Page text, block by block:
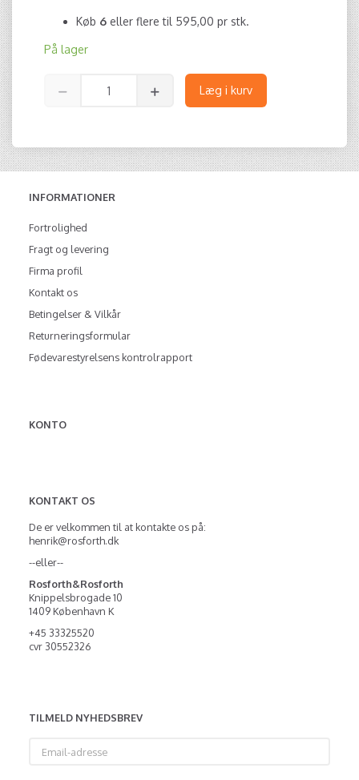
Køb 6 eller flere til 595,00 pr stk.
På lager
Læg i kurv
INFORMATIONER
Fortrolighed
Fragt og levering
Firma profil
Kontakt os
Betingelser & Vilkår
Returneringsformular
Fødevarestyrelsens kontrolrapport
KONTO
KONTAKT OS
De er velkommen til at kontakte os på:
henrik@rosforth.dk
--eller--
Rosforth&Rosforth
Knippelsbrogade 10
1409 København K
+45 33325520
cvr 30552326
TILMELD NYHEDSBREV
adresse